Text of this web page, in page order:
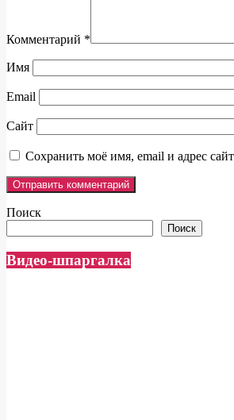
Комментарий *
Имя
Email
Сайт
Сохранить моё имя, email и адрес
Поиск
Поиск
Видео-шпаргалка